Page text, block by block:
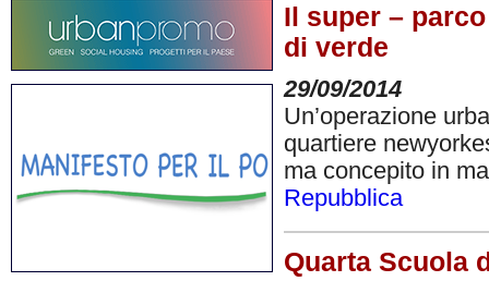
Il super –
di verde
29/09/2014
Un’operazione
quartiere
ma concepito in
Repubblica
Quarta Scuola